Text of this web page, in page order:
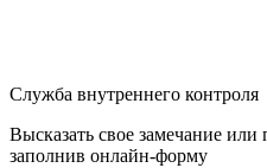
Служба внутреннего контроля
Высказать свое замечание
заполнив онлайн-форму